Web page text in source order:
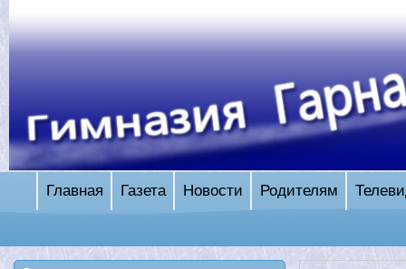
Главная Газета Новости Родителям